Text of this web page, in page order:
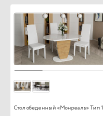
Стол обеденный «Монреаль» Тип 1